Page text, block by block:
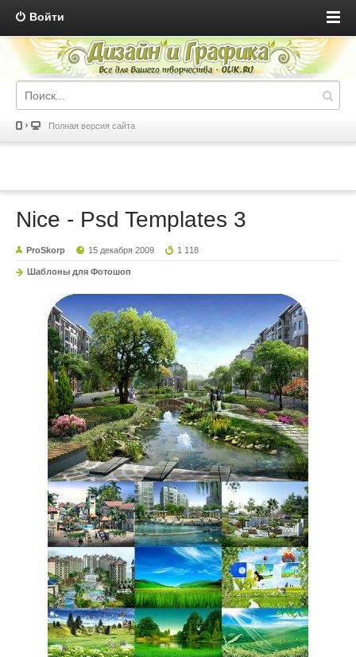
Войти
Полная версия сайта
Nice - Psd Templates 3
ProSkorp 15 декабря 2009 1 118
Шаблоны для Фотошоп